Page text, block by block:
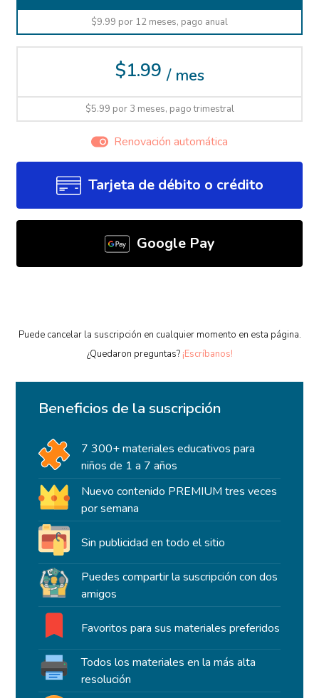
$9.99 por 12 meses, pago anual
$1.99 / mes
$5.99 por 3 meses, pago trimestral
Renovación automática
Tarjeta de débito o crédito
Google Pay
Puede cancelar la suscripción en cualquier momento en esta página.
¿Quedaron preguntas? ¡Escríbanos!
Beneficios de la suscripción
7 300+ materiales educativos para
niños de 1 a 7 años
Nuevo contenido PREMIUM tres veces
por semana
Sin publicidad en todo el sitio
Puedes compartir la suscripción con dos
amigos
Favoritos para sus materiales preferidos
Todos los materiales en la más alta
resolución